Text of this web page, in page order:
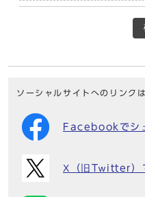
ソーシャルサイトへのリンク
Facebookでシ
X（旧Twitter）